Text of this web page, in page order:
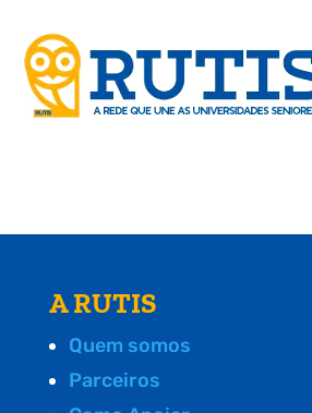
A RUTIS
Quem somos
Parceiros